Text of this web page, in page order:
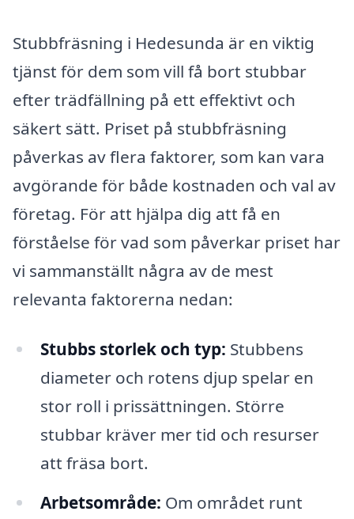
Stubbfräsning i Hedesunda är en viktig
tjänst för dem som vill få bort stubbar
efter trädfällning på ett effektivt och
säkert sätt. Priset på stubbfräsning
påverkas av flera faktorer, som kan vara
avgörande för både kostnaden och val av
företag. För att hjälpa dig att få en
förståelse för vad som påverkar priset har
vi sammanställt några av de mest
relevanta faktorerna nedan:
Stubbs storlek och typ: Stubbens
diameter och rotens djup spelar en
stor roll i prissättningen. Större
stubbar kräver mer tid och resurser
att fräsa bort.
Arbetsområde: Om området runt